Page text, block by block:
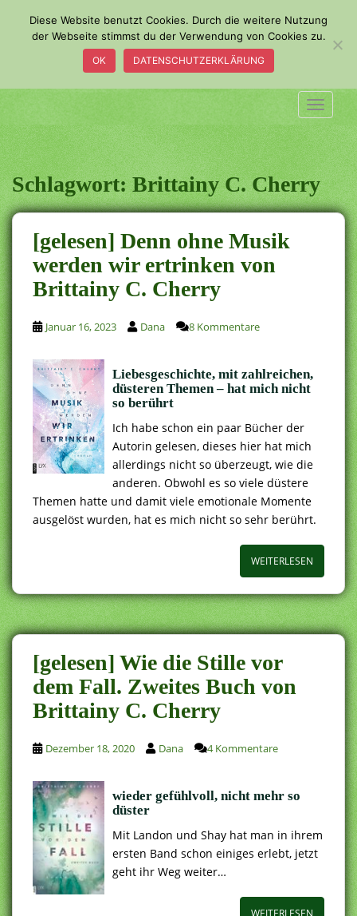
a
i
n
c
o
n
t
e
n
t
Schlagwort:Brittainy C. Cherry
[gelesen] Denn ohne Musik
werden wir ertrinken von
Brittainy C. Cherry
Januar 16, 2023 Dana 8 Kommentare
Liebesgeschichte, mit zahlreichen,
düsteren Themen – hat mich nicht
so berührt
Ich habe schon ein paar Bücher der
Autorin gelesen, dieses hier hat mich
allerdings nicht so überzeugt, wie die
anderen. Obwohl es so viele düstere
Themen hatte und damit viele emotionale Momente
ausgelöst wurden, hat es mich nicht so sehr berührt.
WEITERLESEN
[gelesen] Wie die Stille vor
dem Fall. Zweites Buch von
Brittainy C. Cherry
Dezember 18, 2020 Dana 4 Kommentare
wieder gefühlvoll, nicht mehr so
düster
Mit Landon und Shay hat man in ihrem
ersten Band schon einiges erlebt, jetzt
geht ihr Weg weiter…
WEITERLESEN
Diese Website benutzt Cookies. Durch die weitere Nutzung
der Webseite stimmst du der Verwendung von Cookies zu.
OK DATENSCHUTZERKLÄRUNG